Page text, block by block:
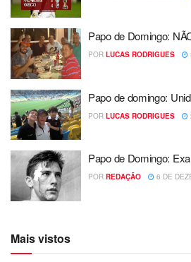
Papo de Domingo:
POR LUCAS RODRIGUES
Papo de domingo:
POR LUCAS RODRIGUES
Papo de Domingo:
POR REDAÇÃO 6 DE
Mais vistos